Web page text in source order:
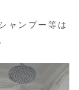
ャンプー等は